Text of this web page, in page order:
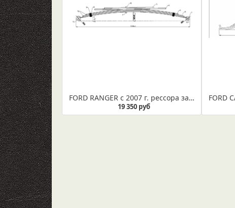
FORD RANGER с 2007 г. рессора задняя усиленная в сборе (Арт. IR 09-18в) Оригинальный номер детали 6127538, 5232374, 1875775
19 350 руб